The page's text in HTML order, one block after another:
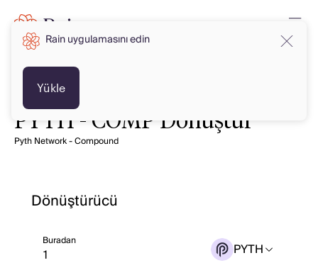
PYTH - COMP Dönüştür
Pyth Network - Compound
Dönüştürücü
Buradan PYTH
Rain uygulamasını edin
Yükle